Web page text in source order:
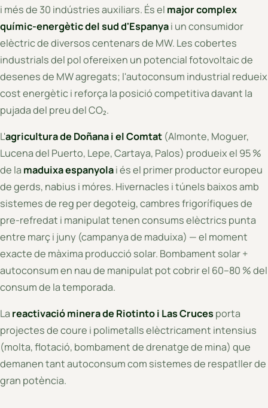
i més de 30 indústries auxiliars. És el major complex
químic-energètic del sud d'Espanyai un consumidor
elèctric de diversos centenars de MW. Les cobertes
industrials del pol ofereixen un potencial fotovoltaic de
desenes de MW agregats; l'autoconsum industrial redueix
cost energètic i reforça la posició competitiva davant la
pujada del preu del CO₂.
L'agricultura de Doñana i el Comtat (Almonte, Moguer,
Lucena del Puerto, Lepe, Cartaya, Palos) produeix el 95 %
de la maduixa espanyolai és el primer productor europeu
de gerds, nabius i móres. Hivernacles i túnels baixos amb
sistemes de reg per degoteig, cambres frigorífiques de
pre-refredat i manipulat tenen consums elèctrics punta
entre març i juny (campanya de maduixa) — el moment
exacte de màxima producció solar. Bombament solar +
autoconsum en nau de manipulat pot cobrir el 60–80 % del
consum de la temporada.
La reactivació minera de Riotinto i Las Crucesporta
projectes de coure i polimetalls elèctricament intensius
(molta, flotació, bombament de drenatge de mina) que
demanen tant autoconsum com sistemes de respatller de
gran potència.